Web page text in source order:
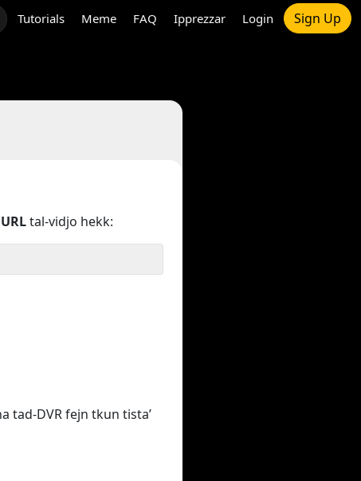
Tutorials Meme FAQ Ipprezzar Login Sign Up
URLtal-vidjo hekk:
tad-DVR fejn tkun tista’